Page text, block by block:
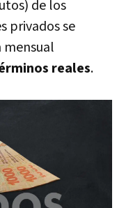
de los
privados se
mensual
reales.